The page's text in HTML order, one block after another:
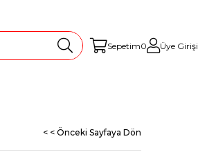
Sepetim0 Üye Girişi
< < Önceki Sayfaya Dön